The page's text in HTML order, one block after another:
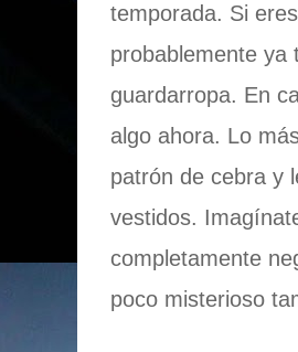
temporada. Si
probablemente ya
guardarropa. En
algo ahora. Lo
patrón de cebra y
vestidos.
completamente
poco misterioso